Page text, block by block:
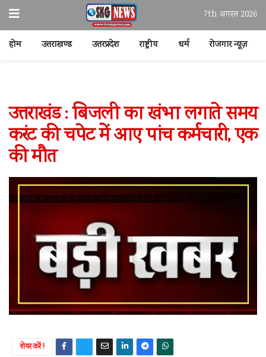
7th अगस्त 2026
होम उत्तराखण्ड उत्तरप्रदेश राष्ट्रीय धर्म रोजगार न्यूज़
उत्तराखंड : बिजली का खंभा लगाते समय
करंट की चपेट में आए पांच कर्मचारी, एक
की मौत
शेयर करें !